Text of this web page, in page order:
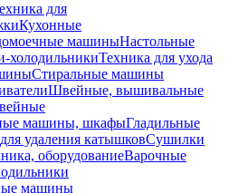
для
Кухонные
машиныНастольные
холодильникиТехника для ухода
Стиральные машины
Швейные, вышивальные
машины, шкафыГладильные
удаления катышковСушилки
оборудованиеВарочные
машины